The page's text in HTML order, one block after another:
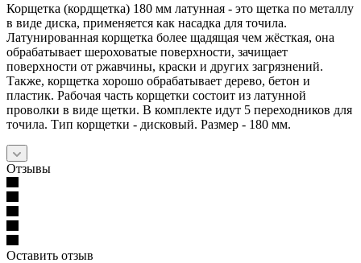
Корщетка (кордщетка) 180 мм латунная - это щетка по металлу
в виде диска, применяется как насадка для точила.
Латунированная корщетка более щадящая чем жёсткая, она
обрабатывает шероховатые поверхности, зачищает
поверхности от ржавчины, краски и других загрязнений.
Также, корщетка хорошо обрабатывает дерево, бетон и
пластик. Рабочая часть корщетки состоит из латунной
проволки в виде щетки. В комплекте идут 5 переходников для
точила. Тип корщетки - дисковый. Размер - 180 мм.
Отзывы
Оставить отзыв